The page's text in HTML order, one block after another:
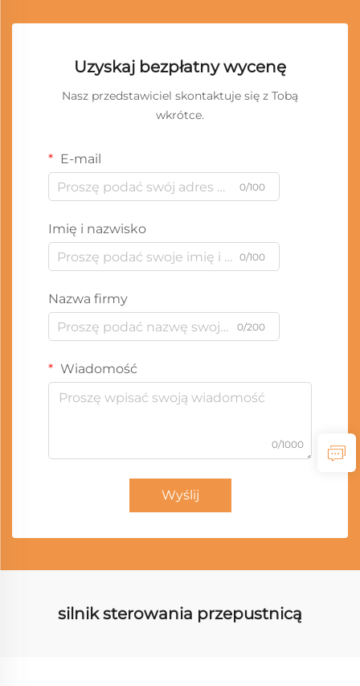
Uzyskaj bezpłatny wycenę
Nasz przedstawiciel skontaktuje się z Tobą
wkrótce.
E-mail
0/100
Imię i nazwisko
0/100
Nazwa firmy
0/200
Wiadomość
0/1000
Wyślij
silnik sterowania przepustnicą